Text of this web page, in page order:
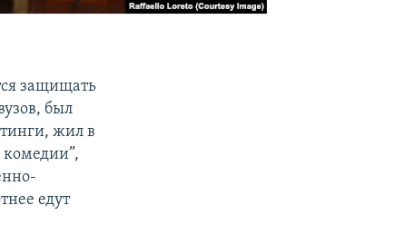
защищать
был
жил в
комедии”,
едут